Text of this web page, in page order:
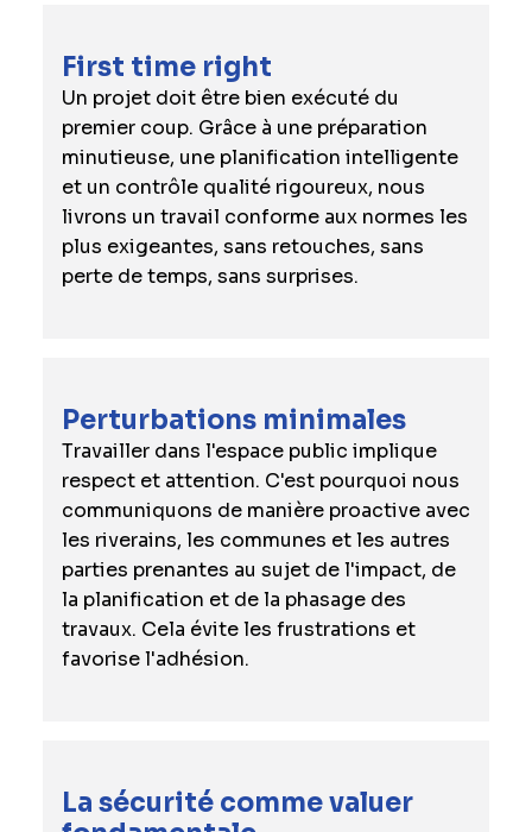
First time right
Un projet doit être bien exécuté du
premier coup. Grâce à une préparation
minutieuse, une planification intelligente
et un contrôle qualité rigoureux, nous
livrons un travail conforme aux normes les
plus exigeantes, sans retouches, sans
perte de temps, sans surprises.
Perturbations minimales
Travailler dans l'espace public implique
respect et attention. C'est pourquoi nous
communiquons de manière proactive avec
les riverains, les communes et les autres
parties prenantes au sujet de l'impact, de
la planification et de la phasage des
travaux. Cela évite les frustrations et
favorise l'adhésion.
La sécurité comme valuer